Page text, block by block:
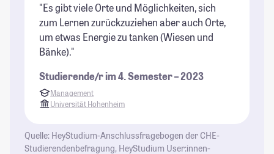
"Es gibt viele Orte und Möglichkeiten, sich
zum Lernen zurückzuziehen aber auch Orte,
um etwas Energie zu tanken (Wiesen und
Bänke)."
Studierende/r im 4. Semester – 2023
Management
Universität Hohenheim
Quelle: HeyStudium-Anschlussfragebogen der CHE-
Studierendenbefragung, HeyStudium User:innen-